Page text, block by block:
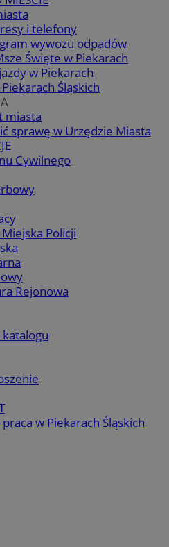
i telefony
wywozu odpadów
Święte w Piekarach
w Piekarach
Śląskich
miasta
sprawę w Urzędzie Miasta
Cywilnego
Policji
Rejonowa
w Piekarach Śląskich